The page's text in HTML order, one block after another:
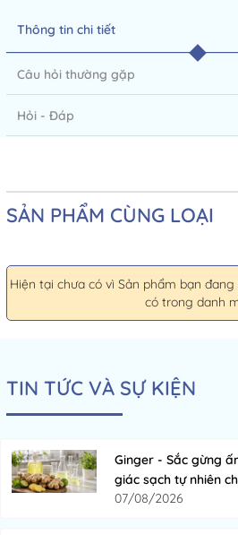
Thông tin chi tiết
Câu hỏi thường gặp
Hỏi - Đáp
SẢN PHẨM CÙNG LOẠI
Hiện tại chưa có vì Sản phẩm bạn
có trong danh
TIN TỨC VÀ SỰ KIỆN
Ginger - Sắc gừng
giác sạch tự nhiên
07/08/2026